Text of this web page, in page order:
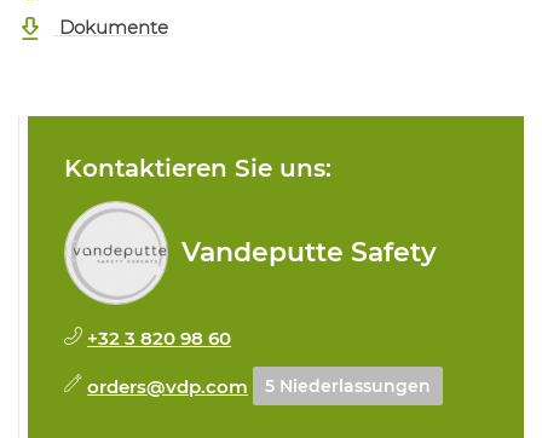
Dokumente
Kontaktieren Sie uns:
Vandeputte Safety
+32 3 820 98 60
orders@vdp.com 5 Niederlassungen